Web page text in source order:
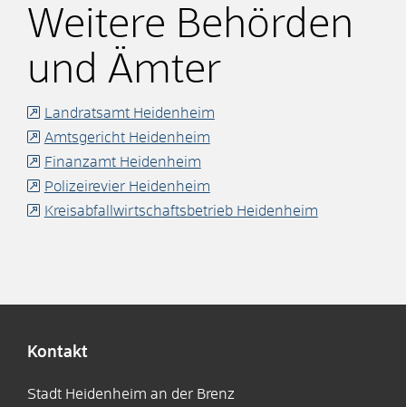
Weitere Behörden
und Ämter
Landratsamt Heidenheim
Amtsgericht Heidenheim
Finanzamt Heidenheim
Polizeirevier Heidenheim
Kreisabfallwirtschaftsbetrieb Heidenheim
Kontakt
Stadt Heidenheim an der Brenz